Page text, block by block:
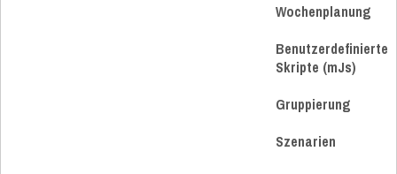
Wochenplanung
Benutzerdefinierte
Skripte (mJs)
Gruppierung
Szenarien